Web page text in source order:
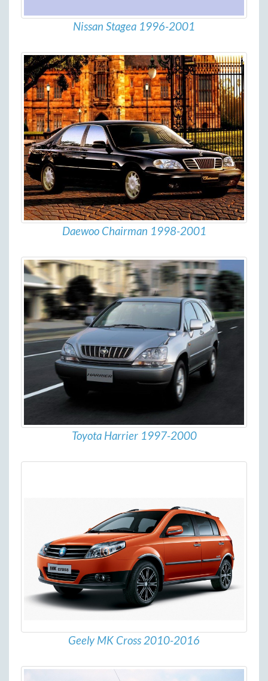
Nissan Stagea 1996-2001
Daewoo Chairman 1998-2001
Toyota Harrier 1997-2000
Geely MK Cross 2010-2016